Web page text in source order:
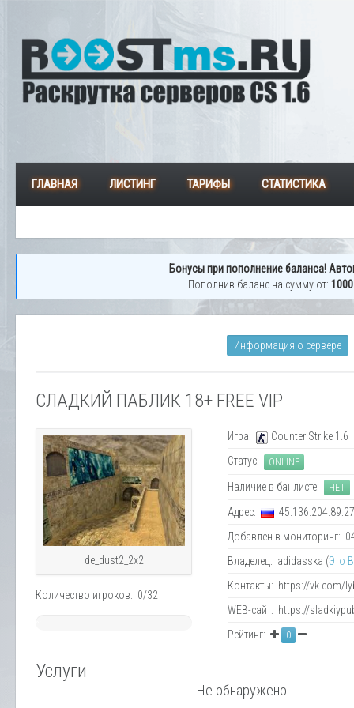
ГЛАВНАЯ ЛИСТИНГ ТАРИФЫ СТАТИСТИКА
Бонусы при пополнение баланса!
Пополнив баланс на сумму от:
Информация о сервере
СЛАДКИЙ ПАБЛИК 18+ FREE VIP
de_dust2_2x2
Количество игроков: 0/32
Игра:
Counter Strike 1.6
Статус:
ONLINE
Наличие в банлисте: НЕТ
Адрес:
Добавлен в мониторинг:
Владелец: adidasska (Это
Контакты: https://vk.com/
WEB-сайт: https://
Рейтинг:
0
Услуги
Не обнаружено